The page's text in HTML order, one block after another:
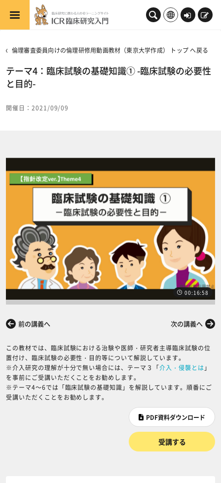
メインコンテンツへスキップする
ロ
イ
ン
新
登
録
倫理審査委員向けの倫理研修用動画教材（東京大学作成） トップ へ戻る
テーマ4：臨床試験の基礎知識① -臨床試験の必要性
と目的-
開催日：2021/09/09
00:16:58
前の講義へ 次の講義へ
この教材では、臨床試験における治験や医師・研究者主導臨床試験の位
置付け、臨床試験の必要性・目的等について解説しています。
※介入研究の理解が十分で無い場合には、テーマ３「介入・侵襲とは 」
を事前にご受講いただくことをお勧めします。
※テーマ4～6では「臨床試験の基礎知識」を解説しています。順番にご
受講いただくことをお勧めします。
PDF資料ダウンロード
受講する